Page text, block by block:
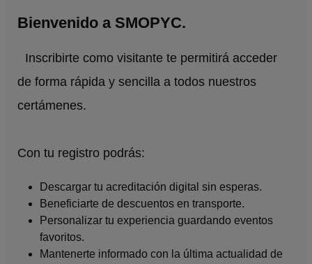
Bienvenido a SMOPYC.
Inscribirte como visitante te permitirá acceder
de forma rápida y sencilla a todos nuestros
certámenes.
Con tu registro podrás:
Descargar tu acreditación digital sin esperas.
Beneficiarte de descuentos en transporte.
Personalizar tu experiencia guardando eventos
favoritos.
Mantenerte informado con la última actualidad de